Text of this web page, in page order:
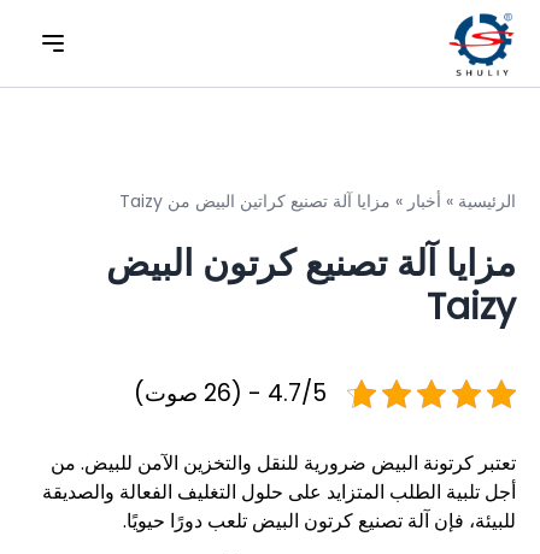
الرئيسية » أخبار » مزايا آلة تصنيع كراتين البيض من Taizy
مزايا آلة تصنيع كرتون البيض
Taizy
4.7/5 - (26 صوت)
تعتبر كرتونة البيض ضرورية للنقل والتخزين الآمن للبيض. من
أجل تلبية الطلب المتزايد على حلول التغليف الفعالة والصديقة
للبيئة، فإن آلة تصنيع كرتون البيض تلعب دورًا حيويًا.